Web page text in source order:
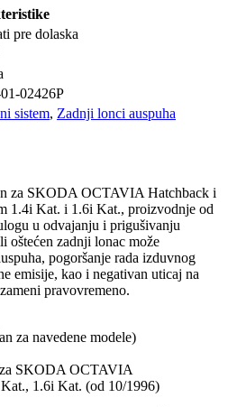
pre dolaska
02426P
sistem, Zadnji lonci auspuha
za SKODA OCTAVIA Hatchback i
1.4i Kat. i 1.6i Kat., proizvodnje od
u odvajanju i prigušivanju
oštećen zadnji lonac može
pogoršanje rada izduvnog
emisije, kao i negativan uticaj na
pravovremeno.
za navedene modele)
SKODA OCTAVIA
1.6i Kat. (od 10/1996)